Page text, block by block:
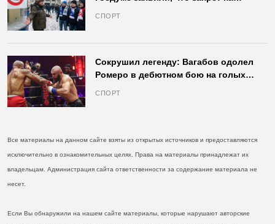
СПОРТ
Сокрушил легенду: Вагабов одолел
Ромеро в дебютном бою на голых
СПОРТ
Все материалы на данном сайте взяты из открытых источников и предоставляются
исключительно в ознакомительных целях. Права на материалы принадлежат их
владельцам. Администрация сайта ответственности за содержание материала не
несет.
Если Вы обнаружили на нашем сайте материалы, которые нарушают авторские